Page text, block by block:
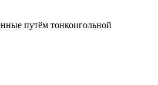
путём тонкоигольной